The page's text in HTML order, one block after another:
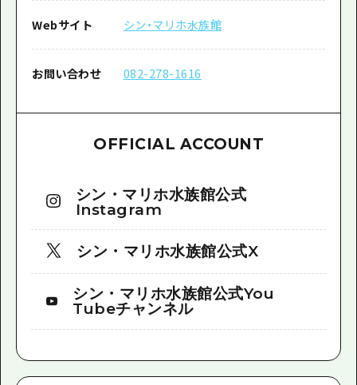
Webサイト シン・マリホ水族館
お問い合わせ 082-278-1616
OFFICIAL ACCOUNT
シン・マリホ水族館公式
Instagram
シン・マリホ水族館公式X
シン・マリホ水族館公式You
Tubeチャンネル